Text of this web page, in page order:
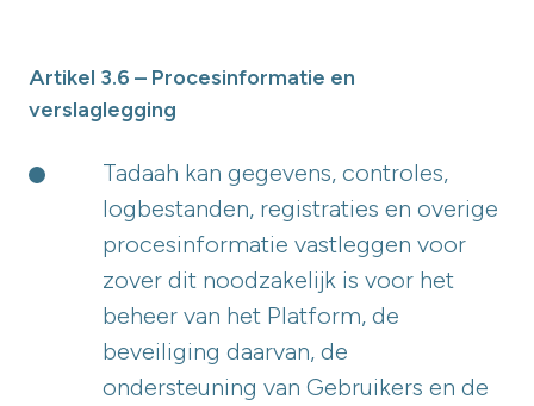
Artikel 3.6 – Procesinformatie en
verslaglegging
Tadaah kan gegevens, controles,
logbestanden, registraties en overige
procesinformatie vastleggen voor
zover dit noodzakelijk is voor het
beheer van het Platform, de
beveiliging daarvan, de
ondersteuning van Gebruikers en de